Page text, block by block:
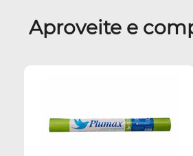
Aproveite e